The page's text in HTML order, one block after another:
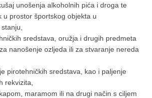
unošenja alkoholnih pića i droga te
u prostor športskog objekta u
sredstava, oružja i drugih predmeta
nanošenje ozljeda ili za stvaranje nereda
pirotehničkih sredstava, kao i paljenje
rekvizita,
maramom ili na drugi način s ciljem